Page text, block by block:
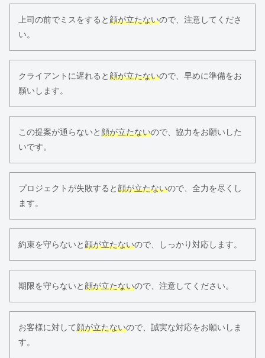
上司の前でミスをすると顔が立たないので、注意してくださ
い。
クライアントに遅れると顔が立たないので、早めに準備をお
願いします。
この提案が通らないと顔が立たないので、協力をお願いした
いです。
プロジェクトが失敗すると顔が立たないので、全力を尽くし
ます。
約束を守らないと顔が立たないので、しっかり対応します。
期限を守らないと顔が立たないので、注意してください。
お客様に対して顔が立たないので、誠実な対応をお願いしま
す。